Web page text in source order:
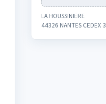
LA HOUSSINIERE
44326 NANTES CEDEX 3